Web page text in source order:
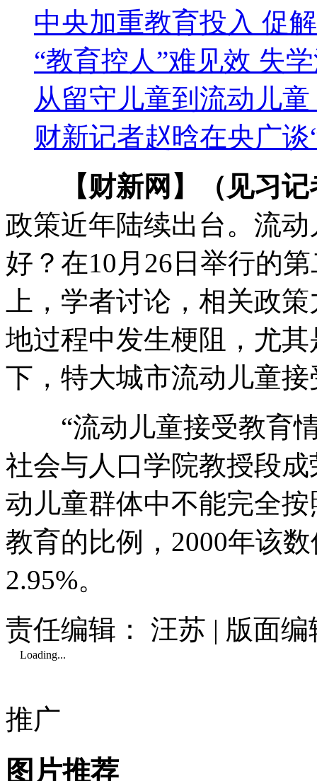
中央加重教育投入 促
“教育控人”难见效 失
从留守儿童到流动儿
财新记者赵晗在央广
【财新网】（见习
政策近年陆续出台。流
好？在10月26日举行的
上，学者讨论，相关政
地过程中发生梗阻，尤
下，特大城市流动儿童
“流动儿童接受教育情
社会与人口学院教授段
动儿童群体中不能完全
教育的比例，2000年该
2.95%。
责任编辑： 汪苏 | 版面
Loading...
推广
图片推荐